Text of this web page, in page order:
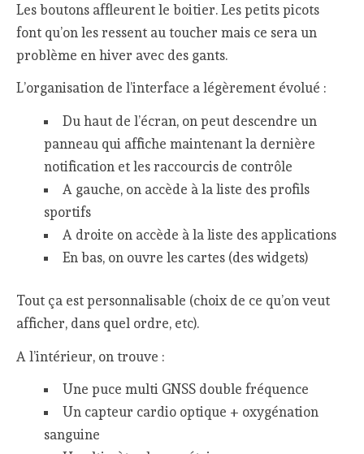
Les boutons affleurent le boitier. Les petits picots
font qu’on les ressent au toucher mais ce sera un
problème en hiver avec des gants.
L’organisation de l’interface a légèrement évolué :
Du haut de l’écran, on peut descendre un
panneau qui affiche maintenant la dernière
notification et les raccourcis de contrôle
A gauche, on accède à la liste des profils
sportifs
A droite on accède à la liste des applications
En bas, on ouvre les cartes (des widgets)
Tout ça est personnalisable (choix de ce qu’on veut
afficher, dans quel ordre, etc).
A l’intérieur, on trouve :
Une puce multi GNSS double fréquence
Un capteur cardio optique + oxygénation
sanguine